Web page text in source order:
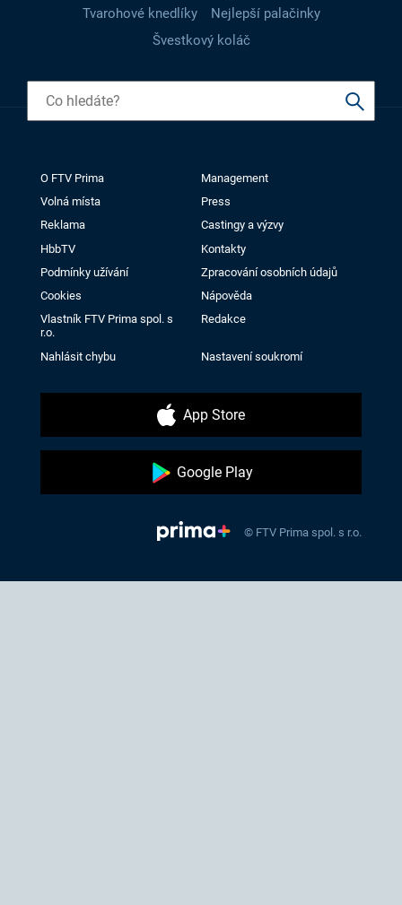
Tvarohové knedlíky
Nejlepší palačinky
Švestkový koláč
O FTV Prima
Management
Volná místa
Press
Reklama
Castingy a výzvy
HbbTV
Kontakty
Podmínky užívání
Zpracování osobních údajů
Cookies
Nápověda
Vlastník FTV Prima spol. s
r.o.
Redakce
Nahlásit chybu Nastavení soukromí
App Store
Google Play
© FTV Prima spol. s r.o.